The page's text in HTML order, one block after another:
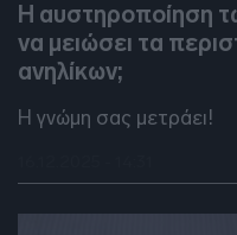
Η αυστηροποίηση
να μειώσει τα
ανηλίκων;
Η γνώμη σας μετράει!